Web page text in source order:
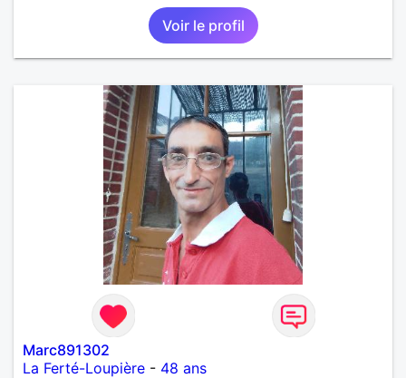
Voir le profil
Marc891302
La Ferté-Loupière - 48 ans